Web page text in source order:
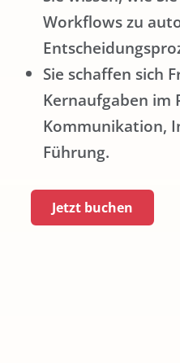
Workflows zu
Sie schaffen sich
Kernaufgaben im
Kommunikation,
Führung.
Jetzt buchen